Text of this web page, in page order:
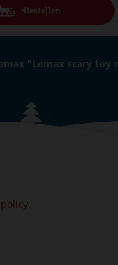
Bestellen
"Lemax scary toy